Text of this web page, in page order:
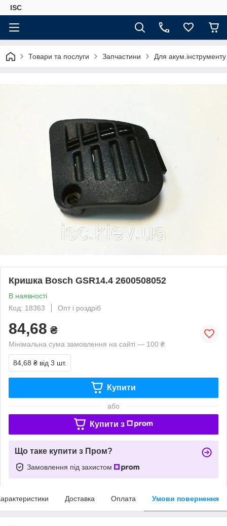
ISC
Товари та послуги Запчастини Для акум.інструменту
Кришка Bosch GSR14.4 2600508052
В наявності
Код: 18363
Опт і роздріб
84,68 ₴
Мінімальна сума замовлення на сайті — 100 ₴
84,68 ₴ від 3 шт.
Купити
або
Купити з
Що таке купити з Пром?
Замовлення під захистом
Доставка Оплата Умови повернення